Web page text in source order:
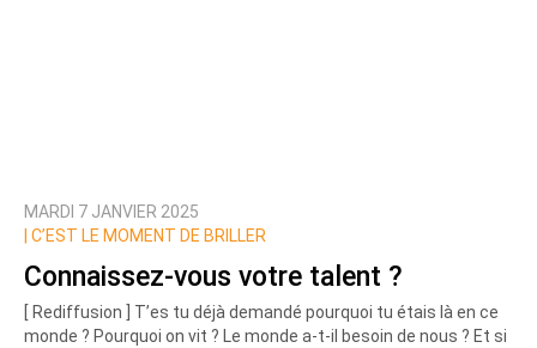
MARDI 7 JANVIER 2025
C’EST LE MOMENT DE BRILLER
Connaissez-vous votre talent ?
[ Rediffusion ] T’es tu déjà demandé pourquoi tu étais là en ce
monde ? Pourquoi on vit ? Le monde a-t-il besoin de nous ? Et si